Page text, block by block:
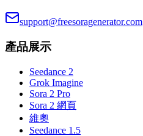
support@freesoragenerator.com
產品展示
Seedance 2
Grok Imagine
Sora 2 Pro
Sora 2 網頁
維奧
Seedance 1.5